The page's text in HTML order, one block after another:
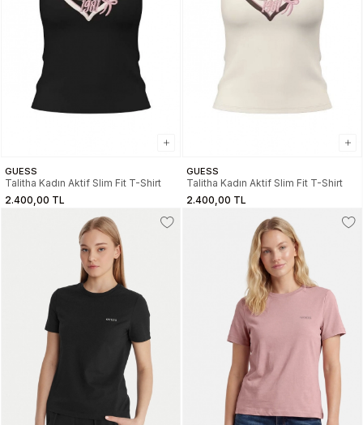
GUESS
Talitha Kadın Aktif Slim Fit T-Shirt
2.400,00 TL
GUESS
Talitha Kadın Aktif Slim Fit T-Shirt
2.400,00 TL